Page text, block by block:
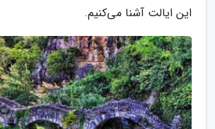
این ایالت آشنا می‌کنیم.